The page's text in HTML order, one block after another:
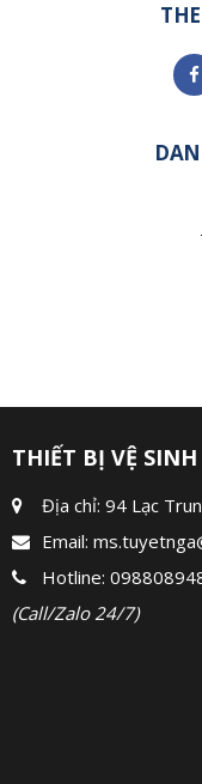
THIẾT BỊ VỆ
Địa chỉ: 94 Lạc
Email:
Hotline:
(Call/Zalo 24/7)